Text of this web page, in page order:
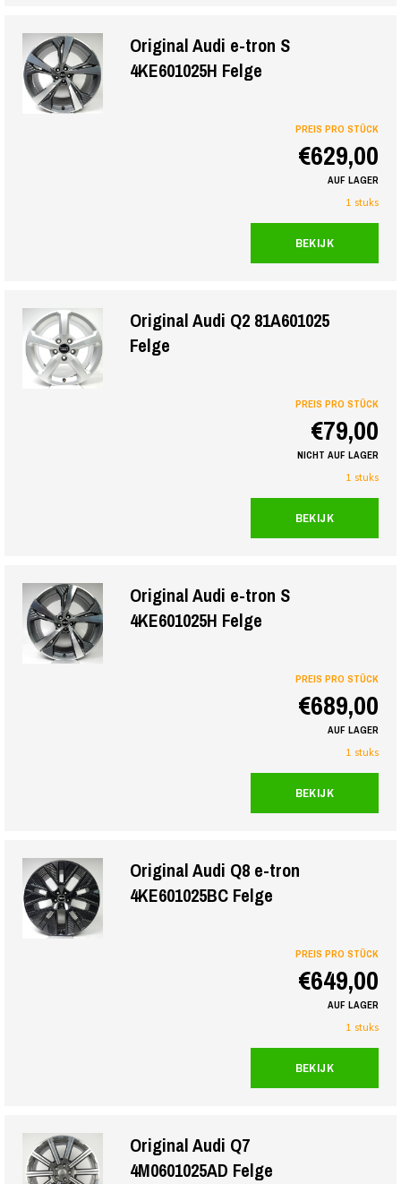
Original Audi e-tron S
4KE601025H Felge
PREIS PRO STÜCK
€629,00
AUF LAGER
1 stuks
BEKIJK
Original Audi Q2 81A601025
Felge
PREIS PRO STÜCK
€79,00
NICHT AUF LAGER
1 stuks
BEKIJK
Original Audi e-tron S
4KE601025H Felge
PREIS PRO STÜCK
€689,00
AUF LAGER
1 stuks
BEKIJK
Original Audi Q8 e-tron
4KE601025BC Felge
PREIS PRO STÜCK
€649,00
AUF LAGER
1 stuks
BEKIJK
Original Audi Q7
4M0601025AD Felge